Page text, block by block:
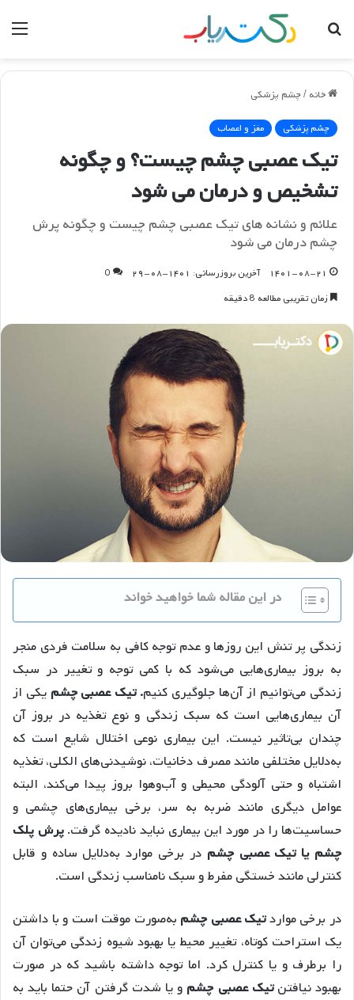
جستجو
خانه /چشم پزشکی
چشم پزشکی مغز و اعصاب
تیک عصبی چشم چیست؟ و چگونه
تشخیص و درمان می شود
علائم و نشانه های تیک عصبی چشم چیست و چگونه پرش
چشم درمان می شود
۱۴۰۱-۰۸-۲۱ آخرین بروزرسانی: ۱۴۰۱-۰۸-۲۹
0
زمان تقریبی مطالعه 8 دقیقه
در این مقاله شما خواهید خواند
زندگی پر تنش این روزها و عدم توجه کافی به سلامت فردی منجر
به بروز بیماری‌هایی می‌شود که با کمی توجه و تغییر در سبک
زندگی می‌توانیم از آن‌ها جلوگیری کنیم. تیک عصبی چشمیکی از
آن بیماری‌هایی است که سبک زندگی و نوع تغذیه در بروز آن
چندان بی‌تاثیر نیست. این بیماری نوعی اختلال شایع است که
به‌دلایل مختلفی مانند مصرف دخانیات، نوشیدنی‌های الکلی، تغذیه
اشتباه و حتی آلودگی محیطی و آب‌وهوا بروز پیدا می‌کند، البته
عوامل دیگری مانند ضربه به سر، برخی بیماری‌های چشمی و
حساسیت‌ها را در مورد این بیماری نباید نادیده گرفت.پرش پلک
چشم یا تیک عصبی چشم در برخی موارد به‌دلایل ساده و قابل
کنترلی مانند خستگی مفرط و سبک نامناسب زندگی است.
در برخی مواردتیک عصبی چشم به‌صورت موقت است و با داشتن
یک استراحت کوتاه، تغییر محیط یا بهبود شیوه زندگی می‌توان آن
را برطرف و یا کنترل کرد. اما توجه داشته باشید که در صورت
بهبود نیافتنتیک عصبی چشم و یا شدت گرفتن آن حتما باید به